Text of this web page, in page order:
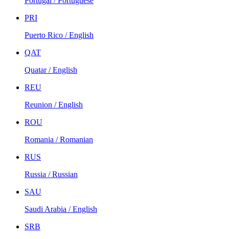
PRI
Puerto Rico / English
QAT
Quatar / English
REU
Reunion / English
ROU
Romania / Romanian
RUS
Russia / Russian
SAU
Saudi Arabia / English
SRB